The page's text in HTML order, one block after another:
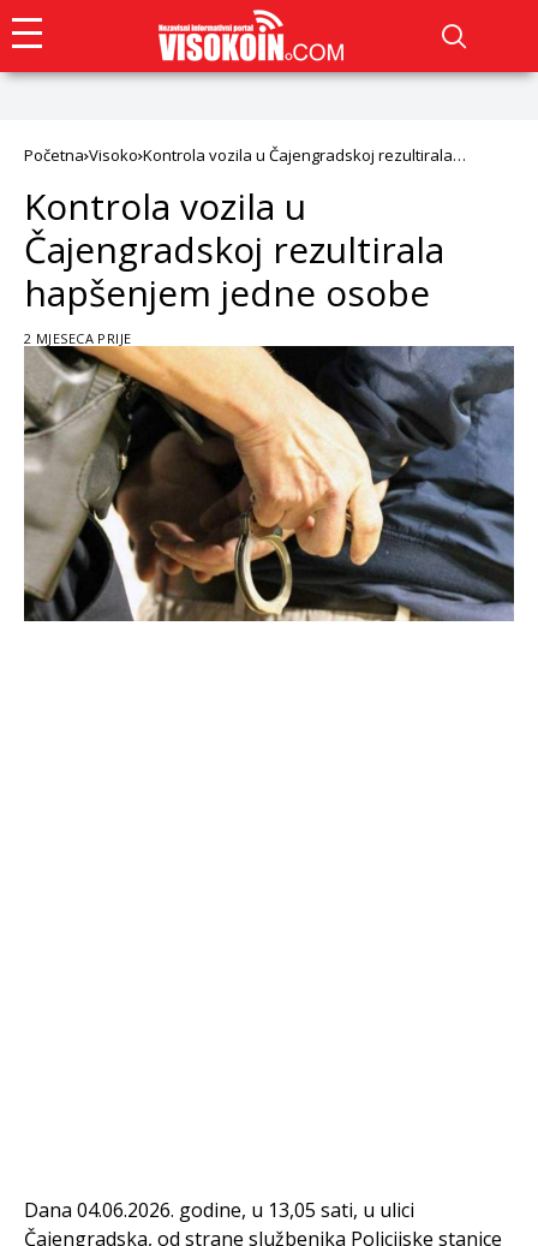
Početna Visoko Kontrola vozila u Čajengradskoj rezultirala
Kontrola vozila u
Čajengradskoj rezultirala
hapšenjem jedne osobe
2 MJESECA PRIJE
Dana 04.06.2026. godine, u 13,05 sati, u ulici
Čajengradska, od strane službenika Policijske stanice